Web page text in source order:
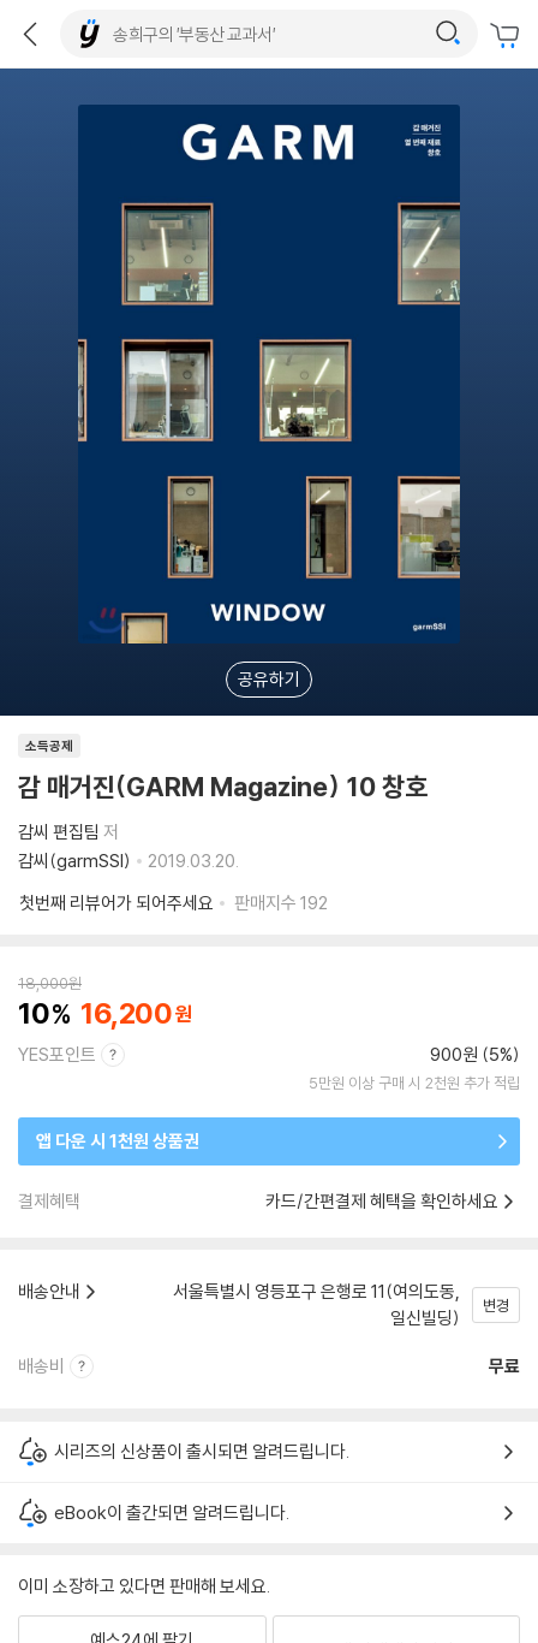
공유하기
소득공제
감 매거진(GARM Magazine) 10 창호
감씨 편집팀 저
감씨(garmSSI)
2019.03.20.
첫번째 리뷰어가 되어주세요
판매지수 192
18,000원
10 16,200
YES포인트 900원 (5%)
5만원 이상 구매 시 2천원 추가 적립
앱 다운 시 1천원 상품권
결제혜택 카드/간편결제 혜택을 확인하세요
배송안내
서울특별시 영등포구 은행로 11(여의도동,
일신빌딩)
변경
배송비 무료
시리즈의 신상품이 출시되면 알려드립니다.
eBook이 출간되면 알려드립니다.
이미 소장하고 있다면 판매해 보세요.